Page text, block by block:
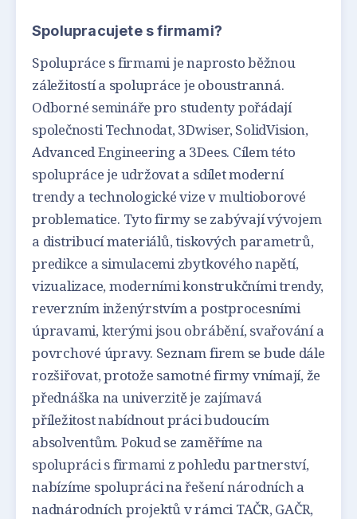
Spolupracujete s firmami?
Spolupráce s firmami je naprosto běžnou
záležitostí a spolupráce je oboustranná.
Odborné semináře pro studenty pořádají
společnosti Technodat, 3Dwiser, SolidVision,
Advanced Engineering a 3Dees. Cílem této
spolupráce je udržovat a sdílet moderní
trendy a technologické vize v multioborové
problematice. Tyto firmy se zabývají vývojem
a distribucí materiálů, tiskových parametrů,
predikce a simulacemi zbytkového napětí,
vizualizace, moderními konstrukčními trendy,
reverzním inženýrstvím a postprocesními
úpravami, kterými jsou obrábění, svařování a
povrchové úpravy. Seznam firem se bude dále
rozšiřovat, protože samotné firmy vnímají, že
přednáška na univerzitě je zajímavá
příležitost nabídnout práci budoucím
absolventům. Pokud se zaměříme na
spolupráci s firmami z pohledu partnerství,
nabízíme spolupráci na řešení národních a
nadnárodních projektů v rámci TAČR, GAČR,